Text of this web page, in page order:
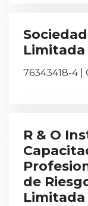
Limitada
76343418-4 |
R & O
de
Limitada